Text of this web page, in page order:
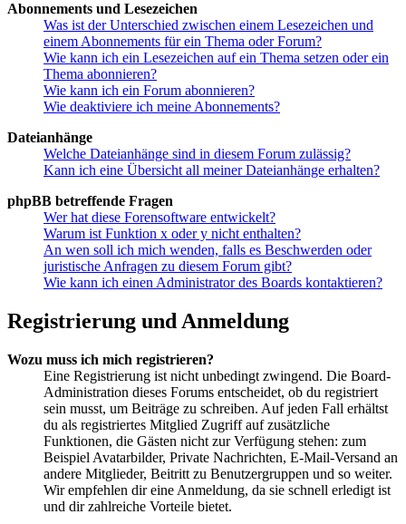
Abonnements und Lesezeichen
Was ist der Unterschied zwischen einem Lesezeichen und
einem Abonnements für ein Thema oder Forum?
Wie kann ich ein Lesezeichen auf ein Thema setzen oder ein
Thema abonnieren?
Wie kann ich ein Forum abonnieren?
Wie deaktiviere ich meine Abonnements?
Dateianhänge
Welche Dateianhänge sind in diesem Forum zulässig?
Kann ich eine Übersicht all meiner Dateianhänge erhalten?
phpBB betreffende Fragen
Wer hat diese Forensoftware entwickelt?
Warum ist Funktion x oder y nicht enthalten?
An wen soll ich mich wenden, falls es Beschwerden oder
juristische Anfragen zu diesem Forum gibt?
Wie kann ich einen Administrator des Boards kontaktieren?
Registrierung und Anmeldung
Wozu muss ich mich registrieren?
Eine Registrierung ist nicht unbedingt zwingend. Die Board-
Administration dieses Forums entscheidet, ob du registriert
sein musst, um Beiträge zu schreiben. Auf jeden Fall erhältst
du als registriertes Mitglied Zugriff auf zusätzliche
Funktionen, die Gästen nicht zur Verfügung stehen: zum
Beispiel Avatarbilder, Private Nachrichten, E-Mail-Versand an
andere Mitglieder, Beitritt zu Benutzergruppen und so weiter.
Wir empfehlen dir eine Anmeldung, da sie schnell erledigt ist
und dir zahlreiche Vorteile bietet.